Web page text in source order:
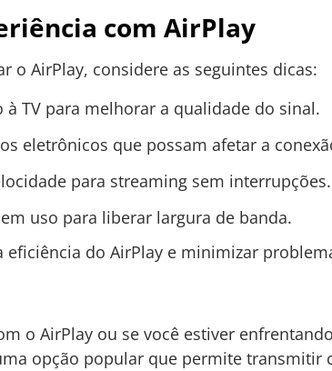
com AirPlay
o AirPlay, considere as seguintes dicas:
TV para melhorar a qualidade do sinal.
eletrônicos que possam afetar a
para streaming sem interrupções.
uso para liberar largura de banda.
eficiência do AirPlay e minimizar
o AirPlay ou se você estiver
opção popular que permite transmitir